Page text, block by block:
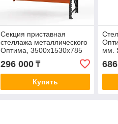
Секция приставная
стеллажа металлического
Оптима, 3500x1530x785
мм. Ярусы: 4 шт. метал.
296 000₸
Купить
мм.